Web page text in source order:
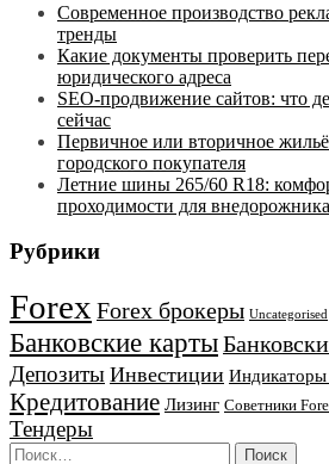
Современное производство
тренды
Какие документы проверить
юридического адреса
SEO-продвижение сайтов: что
сейчас
Первичное или вторичное
городского покупателя
Летние шины 265/60 R18:
проходимости для внедорожника
Рубрики
Forex Forex брокеры Uncategorised
Банковские карты
Депозиты Инвестиции Индикаторы
Кредитование Лизинг Советники
Тендеры
Найти: